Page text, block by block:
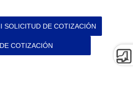
SOLICITUD DE COTIZACIÓN
COTIZACIÓN